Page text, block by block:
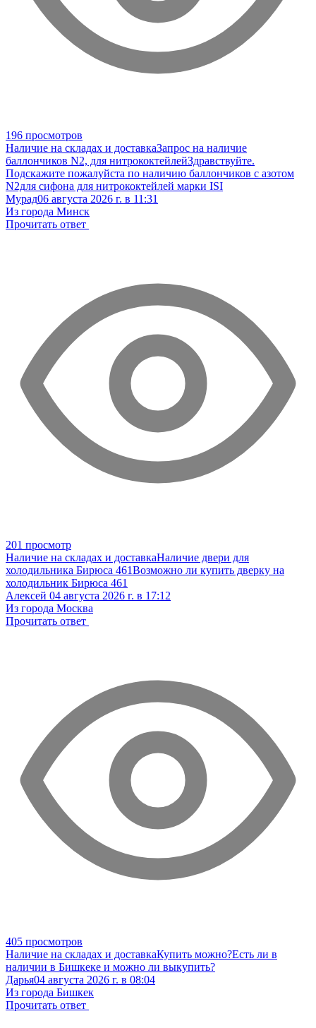
196 просмотров
Наличие на складах и доставкаЗапрос на наличие
баллончиков N2, для нитрококтейлейЗдравствуйте.
Подскажите пожалуйста по наличию баллончиков с азотом
N2для сифона для нитрококтейлей марки ISI
Мурад06 августа 2026 г. в 11:31
Из города Минск
Прочитать ответ
201 просмотр
Наличие на складах и доставкаНаличие двери для
холодильника Бирюса 461Возможно ли купить дверку на
холодильник Бирюса 461
Алексей 04 августа 2026 г. в 17:12
Из города Москва
Прочитать ответ
405 просмотров
Наличие на складах и доставкаКупить можно?Есть ли в
наличии в Бишкеке и можно ли выкупить?
Дарья04 августа 2026 г. в 08:04
Из города Бишкек
Прочитать ответ